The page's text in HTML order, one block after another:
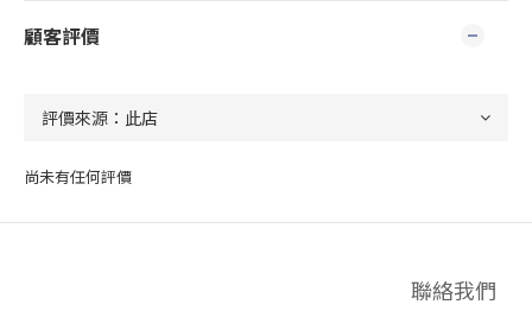
顧客評價
尚未有任何評價
聯絡我們